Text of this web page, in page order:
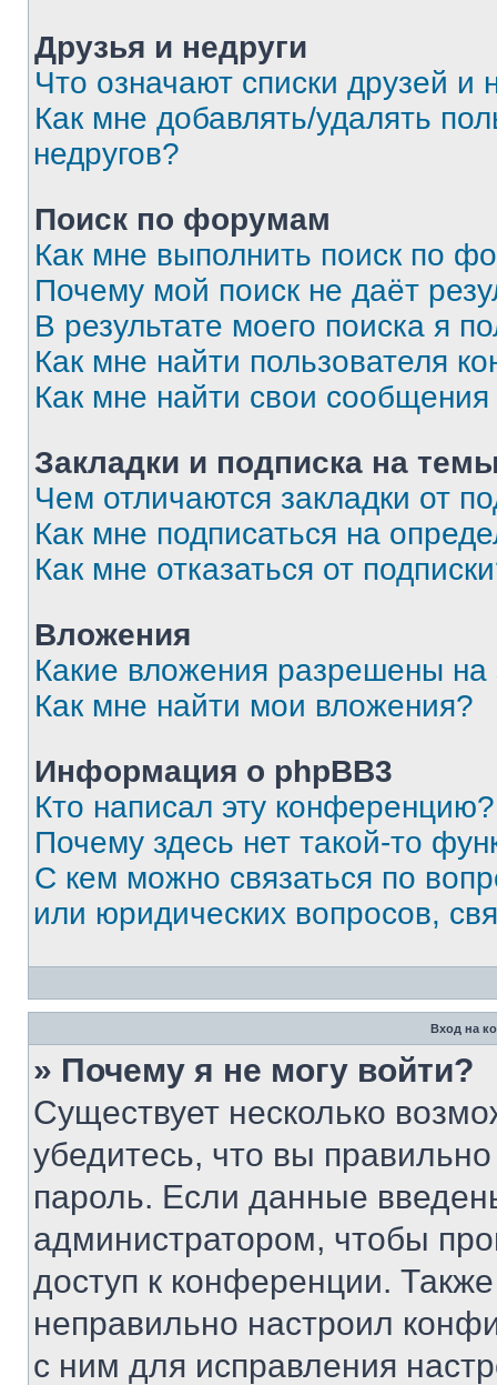
Друзья и недруги
Что означают списки друзей и
Как мне добавлять/удалять
недругов?
Поиск по форумам
Как мне выполнить поиск по
Почему мой поиск не даёт
В результате моего поиска я
Как мне найти пользователя
Как мне найти свои
Закладки и подписка на
Чем отличаются закладки от
Как мне подписаться на
Как мне отказаться от
Вложения
Какие вложения разрешены
Как мне найти мои вложения?
Информация о phpBB3
Кто написал эту конференцию?
Почему здесь нет такой-то
С кем можно связаться по
или юридических вопросов,
Вход на
» Почему я не могу войти?
Существует несколько
убедитесь, что вы
пароль. Если данные
администратором, чтобы
доступ к конференции.
неправильно настроил
с ним для исправления